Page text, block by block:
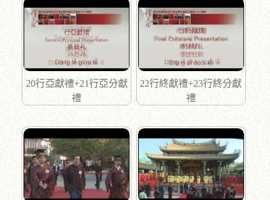
20行亞獻禮+21行亞分獻
禮
22行終獻禮+23行終分獻
禮